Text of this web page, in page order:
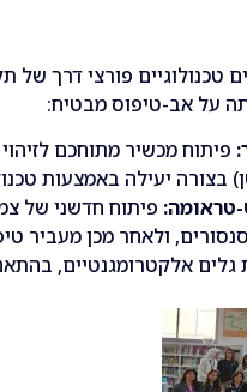
טכנולוגיים פורצי דרך של
על אב-טיפוס מבטיח:
פיתוח מכשיר מתוחכם
בצורה יעילה באמצעות
טראומה: פיתוח חדשני של
ולאחר מכן מעביר
אלקטרומגנטיים,